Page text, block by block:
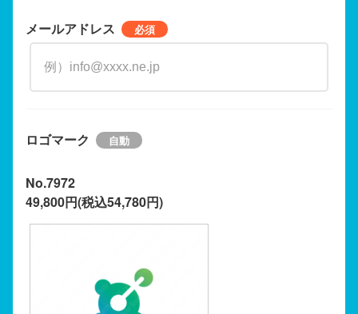
メールアドレス
ロゴマーク
No.7972
49,800円(税込54,780円)